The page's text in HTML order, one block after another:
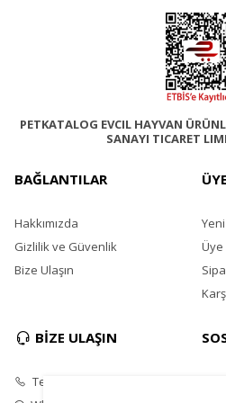
PETKATALOG EVCIL HAYVAN
SANAYI TICARET
BAĞLANTILAR
Hakkımızda
Gizlilik ve Güvenlik
Bize Ulaşın
Üye
BİZE ULAŞIN
Telefon